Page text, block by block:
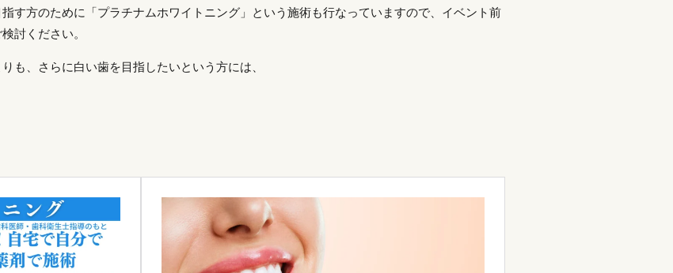
す方のために「プラチナムホワイトニング」という施術も行なっていますので、イベント前
討ください。
も、さらに白い歯を目指したいという方には、